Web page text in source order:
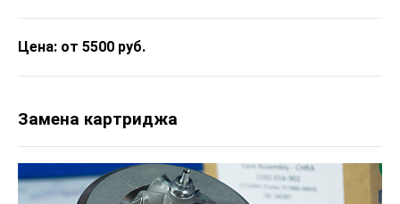
Цена: от 5500 руб.
Замена картриджа